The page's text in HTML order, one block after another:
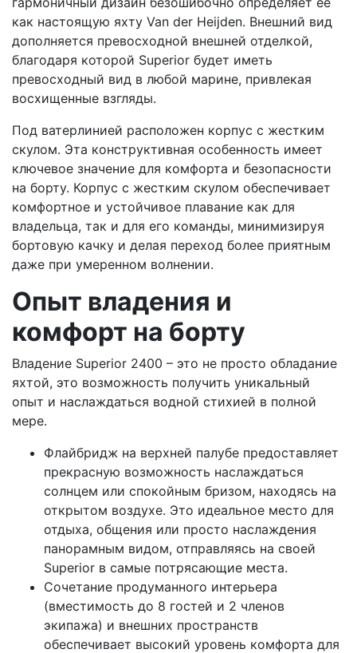
как настоящую яхту Van der Heijden. Внешний вид
дополняется превосходной внешней отделкой,
благодаря которой Superior будет иметь
превосходный вид в любой марине, привлекая
восхищенные взгляды.
Под ватерлинией расположен корпус с жестким
скулом. Эта конструктивная особенность имеет
ключевое значение для комфорта и безопасности
на борту. Корпус с жестким скулом обеспечивает
комфортное и устойчивое плавание как для
владельца, так и для его команды, минимизируя
бортовую качку и делая переход более приятным
даже при умеренном волнении.
Опыт владения и
комфорт на борту
Владение Superior 2400 – это не просто обладание
яхтой, это возможность получить уникальный
опыт и наслаждаться водной стихией в полной
мере.
Флайбридж на верхней палубе предоставляет
прекрасную возможность наслаждаться
солнцем или спокойным бризом, находясь на
открытом воздухе. Это идеальное место для
отдыха, общения или просто наслаждения
панорамным видом, отправляясь на своей
Superior в самые потрясающие места.
Сочетание продуманного интерьера
(вместимость до 8 гостей и 2 членов
экипажа) и внешних пространств
обеспечивает высокий уровень комфорта для